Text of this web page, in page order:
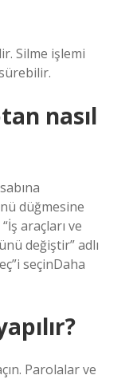
Silme işlemi
nasıl
düğmesine
araçları ve
değiştir” adlı
seçinDaha
Parolalar ve